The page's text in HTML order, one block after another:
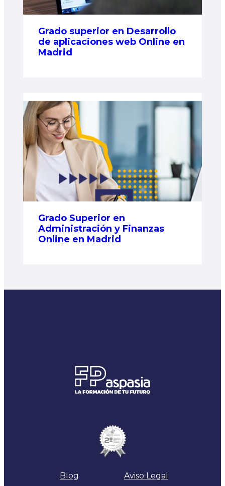
Grado superior en Desarrollo
de aplicaciones web Online en
Madrid
Grado Superior en
Administración y Finanzas
Online en Madrid
Blog Aviso Legal